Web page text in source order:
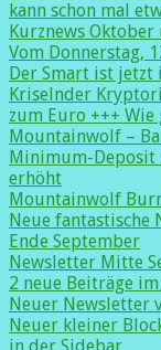
kann schon mal
Kurznews
Vom Donnerstag,
Der Smart ist jetzt
Kriselnder
zum Euro +++
Mountainwolf –
Minimum-Deposit
erhöht
Mountainwolf
Neue
Ende September
Newsletter Mitte
2 neue Beiträge
Neuer Newsletter
Neuer kleiner